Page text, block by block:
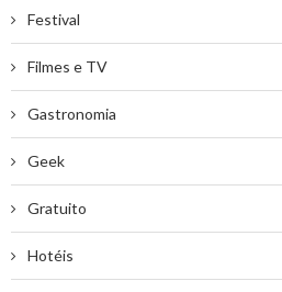
Festival
Filmes e TV
Gastronomia
Geek
Gratuito
Hotéis